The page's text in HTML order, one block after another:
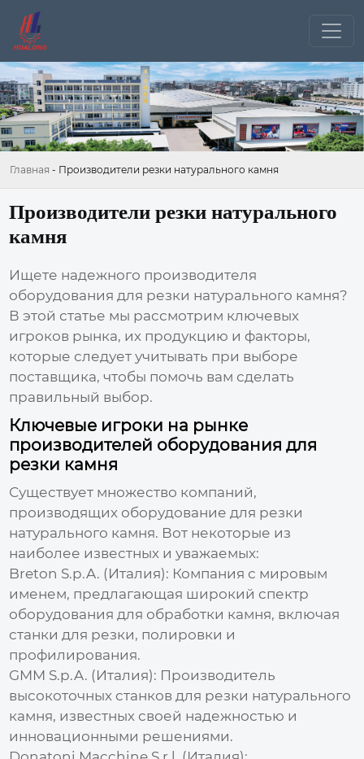
Главная - Производители резки натурального камня
Производители резки натурального
камня
Ищете надежного производителя
оборудования для резки натурального камня?
В этой статье мы рассмотрим ключевых
игроков рынка, их продукцию и факторы,
которые следует учитывать при выборе
поставщика, чтобы помочь вам сделать
правильный выбор.
Ключевые игроки на рынке
производителей оборудования для
резки камня
Существует множество компаний,
производящих оборудование для резки
натурального камня. Вот некоторые из
наиболее известных и уважаемых:
Breton S.p.A. (Италия): Компания с мировым
именем, предлагающая широкий спектр
оборудования для обработки камня, включая
станки для резки, полировки и
профилирования.
GMM S.p.A. (Италия): Производитель
высокоточных станков для резки натурального
камня, известных своей надежностью и
инновационными решениями.